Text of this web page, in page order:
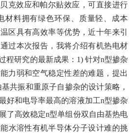
克效应和帕尔贴效应，可直接进行
材料拥有绿色环保、质量轻、成本
区具有高效率等优势，近十年来引
过本次报告，我将介绍有机热电材
程研究的最新成果：1) 针对n型掺杂
力弱和空气稳定性差的难题，提出
共振和重原子自掺杂的设计策略，
好和电导率最高的溶液加工n型掺杂
了高效稳定n型单组份双自由基热电
水溶性有机半导体分子设计难的挑